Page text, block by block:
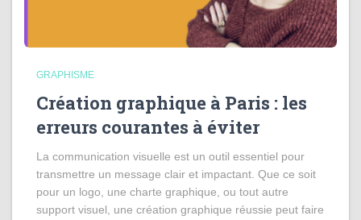
GRAPHISME
Création graphique à Paris : les
erreurs courantes à éviter
La communication visuelle est un outil essentiel pour
transmettre un message clair et impactant. Que ce soit
pour un logo, une charte graphique, ou tout autre
support visuel, une création graphique réussie peut faire